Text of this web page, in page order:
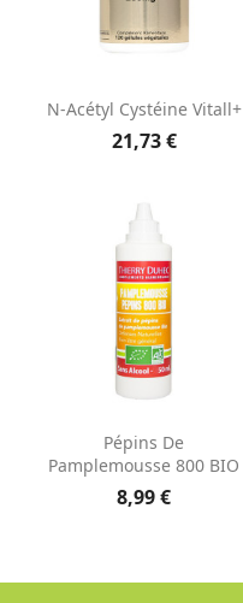
N-Acétyl Cystéine Vitall+
21,73 €
Pépins De
Pamplemousse 800 BIO
8,99 €